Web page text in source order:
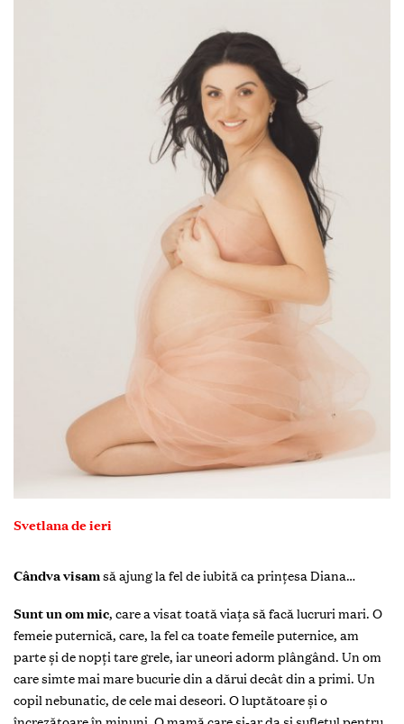
Svetlana de ieri
Cândva visamsă ajung la fel de iubită ca prințesa Diana…
Sunt un om mic, care a visat toată viața să facă lucruri mari. O
femeie puternică, care, la fel ca toate femeile puternice, am
parte şi de nopți tare grele, iar uneori adorm plângând. Un om
care simte mai mare bucurie din a dărui decât din a primi. Un
copil nebunatic, de cele mai deseori. O luptătoare și o